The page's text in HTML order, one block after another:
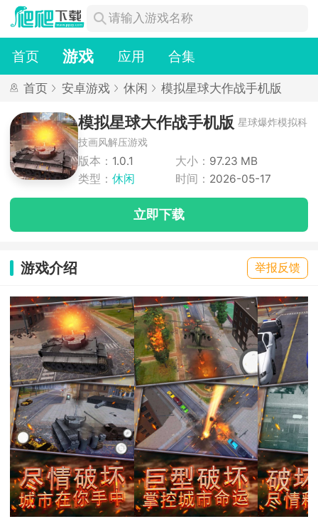
首页 游戏 应用 合集
首页 安卓游戏 休闲 模拟星球大作战手机版
模拟星球大作战手机版 星球爆炸模拟科
技画风解压游戏
版本： 1.0.1 大小： 97.23 MB
类型： 休闲 时间： 2026-05-17
立即下载
游戏介绍 举报反馈